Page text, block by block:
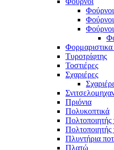
Φούρνοι
Φορμαριστικα
Τυροτρίφτης
Τοστιέρες
Σχαριέρες
Πριόνια
Πολυκοπτικά
Πολτοποιητής
Πλυντήρια
Πλατώ